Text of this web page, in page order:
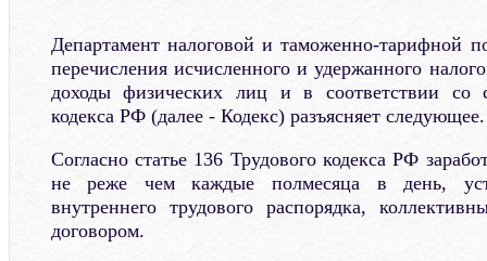
Департамент налоговой и таможенно-тарифной
перечисления исчисленного и удержанного
доходы физических лиц и в соответствии со
кодекса РФ (далее - Кодекс) разъясняет следующее.
Согласно статье 136 Трудового кодекса РФ
не реже чем каждые полмесяца в день,
внутреннего трудового распорядка,
договором.